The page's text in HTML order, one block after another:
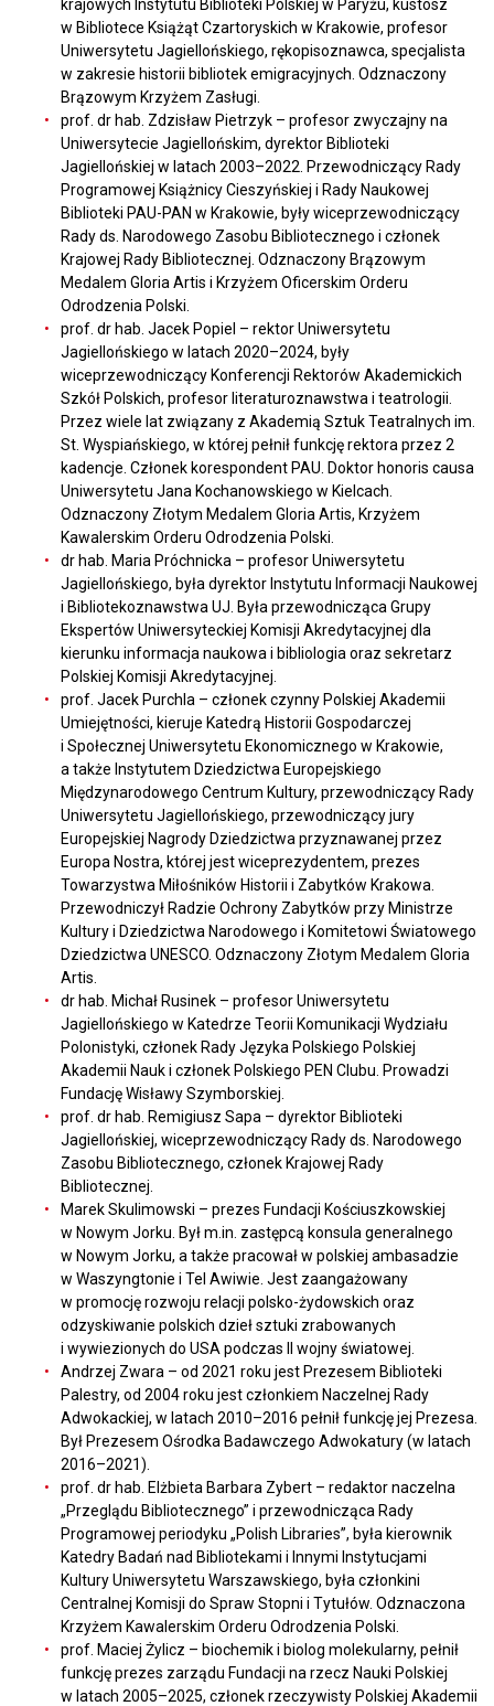
krajowych Instytutu Biblioteki Polskiej w Paryżu, kustosz
w Bibliotece Książąt Czartoryskich w Krakowie, profesor
Uniwersytetu Jagiellońskiego, rękopisoznawca, specjalista
w zakresie historii bibliotek emigracyjnych. Odznaczony
Brązowym Krzyżem Zasługi.
prof. dr hab. Zdzisław Pietrzyk – profesor zwyczajny na
Uniwersytecie Jagiellońskim, dyrektor Biblioteki
Jagiellońskiej w latach 2003–2022. Przewodniczący Rady
Programowej Książnicy Cieszyńskiej i Rady Naukowej
Biblioteki PAU-PAN w Krakowie, były wiceprzewodniczący
Rady ds. Narodowego Zasobu Bibliotecznego i członek
Krajowej Rady Bibliotecznej. Odznaczony Brązowym
Medalem Gloria Artis i Krzyżem Oficerskim Orderu
Odrodzenia Polski.
prof. dr hab. Jacek Popiel – rektor Uniwersytetu
Jagiellońskiego w latach 2020–2024, były
wiceprzewodniczący Konferencji Rektorów Akademickich
Szkół Polskich, profesor literaturoznawstwa i teatrologii.
Przez wiele lat związany z Akademią Sztuk Teatralnych im.
St. Wyspiańskiego, w której pełnił funkcję rektora przez 2
kadencje. Członek korespondent PAU. Doktor honoris causa
Uniwersytetu Jana Kochanowskiego w Kielcach.
Odznaczony Złotym Medalem Gloria Artis, Krzyżem
Kawalerskim Orderu Odrodzenia Polski.
dr hab. Maria Próchnicka – profesor Uniwersytetu
Jagiellońskiego, była dyrektor Instytutu Informacji Naukowej
i Bibliotekoznawstwa UJ. Była przewodnicząca Grupy
Ekspertów Uniwersyteckiej Komisji Akredytacyjnej dla
kierunku informacja naukowa i bibliologia oraz sekretarz
Polskiej Komisji Akredytacyjnej.
prof. Jacek Purchla – członek czynny Polskiej Akademii
Umiejętności, kieruje Katedrą Historii Gospodarczej
i Społecznej Uniwersytetu Ekonomicznego w Krakowie,
a także Instytutem Dziedzictwa Europejskiego
Międzynarodowego Centrum Kultury, przewodniczący Rady
Uniwersytetu Jagiellońskiego, przewodniczący jury
Europejskiej Nagrody Dziedzictwa przyznawanej przez
Europa Nostra, której jest wiceprezydentem, prezes
Towarzystwa Miłośników Historii i Zabytków Krakowa.
Przewodniczył Radzie Ochrony Zabytków przy Ministrze
Kultury i Dziedzictwa Narodowego i Komitetowi Światowego
Dziedzictwa UNESCO. Odznaczony Złotym Medalem Gloria
Artis.
dr hab. Michał Rusinek – profesor Uniwersytetu
Jagiellońskiego w Katedrze Teorii Komunikacji Wydziału
Polonistyki, członek Rady Języka Polskiego Polskiej
Akademii Nauk i członek Polskiego PEN Clubu. Prowadzi
Fundację Wisławy Szymborskiej.
prof. dr hab. Remigiusz Sapa – dyrektor Biblioteki
Jagiellońskiej, wiceprzewodniczący Rady ds. Narodowego
Zasobu Bibliotecznego, członek Krajowej Rady
Bibliotecznej.
Marek Skulimowski – prezes Fundacji Kościuszkowskiej
w Nowym Jorku. Był m.in. zastępcą konsula generalnego
w Nowym Jorku, a także pracował w polskiej ambasadzie
w Waszyngtonie i Tel Awiwie. Jest zaangażowany
w promocję rozwoju relacji polsko-żydowskich oraz
odzyskiwanie polskich dzieł sztuki zrabowanych
i wywiezionych do USA podczas II wojny światowej.
Andrzej Zwara – od 2021 roku jest Prezesem Biblioteki
Palestry, od 2004 roku jest członkiem Naczelnej Rady
Adwokackiej, w latach 2010–2016 pełnił funkcję jej Prezesa.
Był Prezesem Ośrodka Badawczego Adwokatury (w latach
2016–2021).
prof. dr hab. Elżbieta Barbara Zybert – redaktor naczelna
„Przeglądu Bibliotecznego” i przewodnicząca Rady
Programowej periodyku „Polish Libraries”, była kierownik
Katedry Badań nad Bibliotekami i Innymi Instytucjami
Kultury Uniwersytetu Warszawskiego, była członkini
Centralnej Komisji do Spraw Stopni i Tytułów. Odznaczona
Krzyżem Kawalerskim Orderu Odrodzenia Polski.
prof. Maciej Żylicz – biochemik i biolog molekularny, pełnił
funkcję prezes zarządu Fundacji na rzecz Nauki Polskiej
w latach 2005–2025, członek rzeczywisty Polskiej Akademii